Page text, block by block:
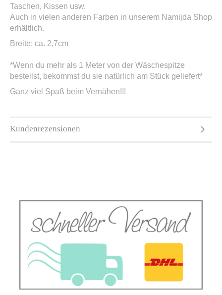
Taschen, Kissen usw.
Auch in vielen anderen Farben in unserem Namijda Shop
erhältlich.
Breite: ca. 2,7cm
*Wenn du mehr als 1 Meter von der Wäschespitze
bestellst, bekommst du sie natürlich am Stück geliefert*
Ganz viel Spaß beim Vernähen!!!
Kundenrezensionen